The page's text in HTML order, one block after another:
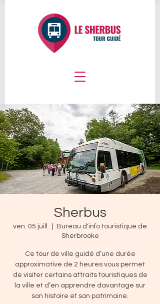
Sherbus
ven. 05 juill.
Bureau d'info touristique de
Sherbrooke
Ce tour de ville guidé d’une durée
approximative de 2 heures vous permet
de visiter certains attraits touristiques de
la ville et d’en apprendre davantage sur
son histoire et son patrimoine.